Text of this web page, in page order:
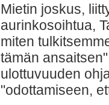
Mietin joskus,
aurinkosoihtua,
miten
tämän
ulottuvuuden
"odottamiseen,